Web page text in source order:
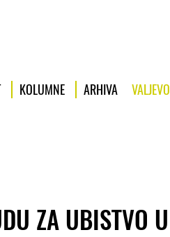
KOLUMNE ARHIVA VALJEVO
ZA UBISTVO U